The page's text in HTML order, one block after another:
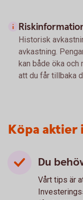
Historisk
avkastning.
kan både öka och
att du får tillbaka
Köpa aktier
Du
Vårt tips är